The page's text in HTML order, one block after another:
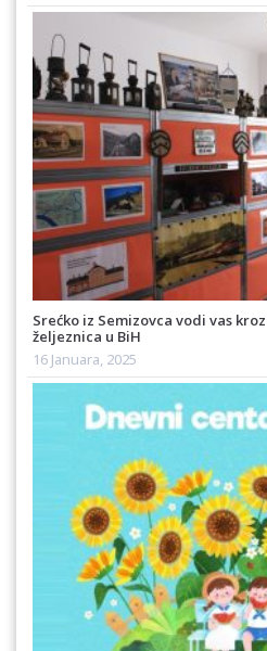
Srećko iz Semizovca vodi vas
željeznica u BiH
16 Januara, 2025